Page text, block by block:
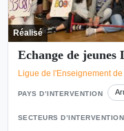
Réalisé
Echange de
Ligue de l'Enseignement de
PAYS D’INTERVENTION
SECTEURS D’INTERVENTION